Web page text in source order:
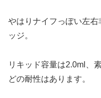
やはりナイフっぽい左
ッジ。
リキッド容量は2.0ml、
どの耐性はあります。